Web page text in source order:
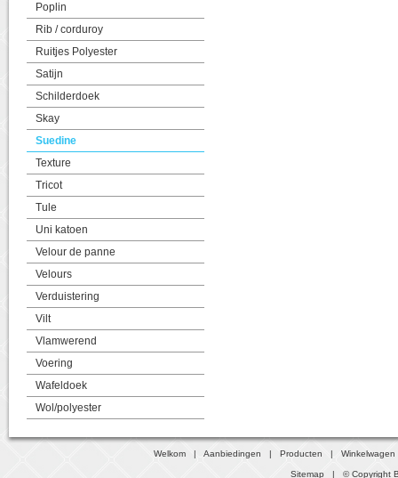
Poplin
Rib / corduroy
Ruitjes Polyester
Satijn
Schilderdoek
Skay
Suedine
Texture
Tricot
Tule
Uni katoen
Velour de panne
Velours
Verduistering
Vilt
Vlamwerend
Voering
Wafeldoek
Wol/polyester
Welkom |Aanbiedingen |Producten |Winkelwagen
Sitemap | © Copyright